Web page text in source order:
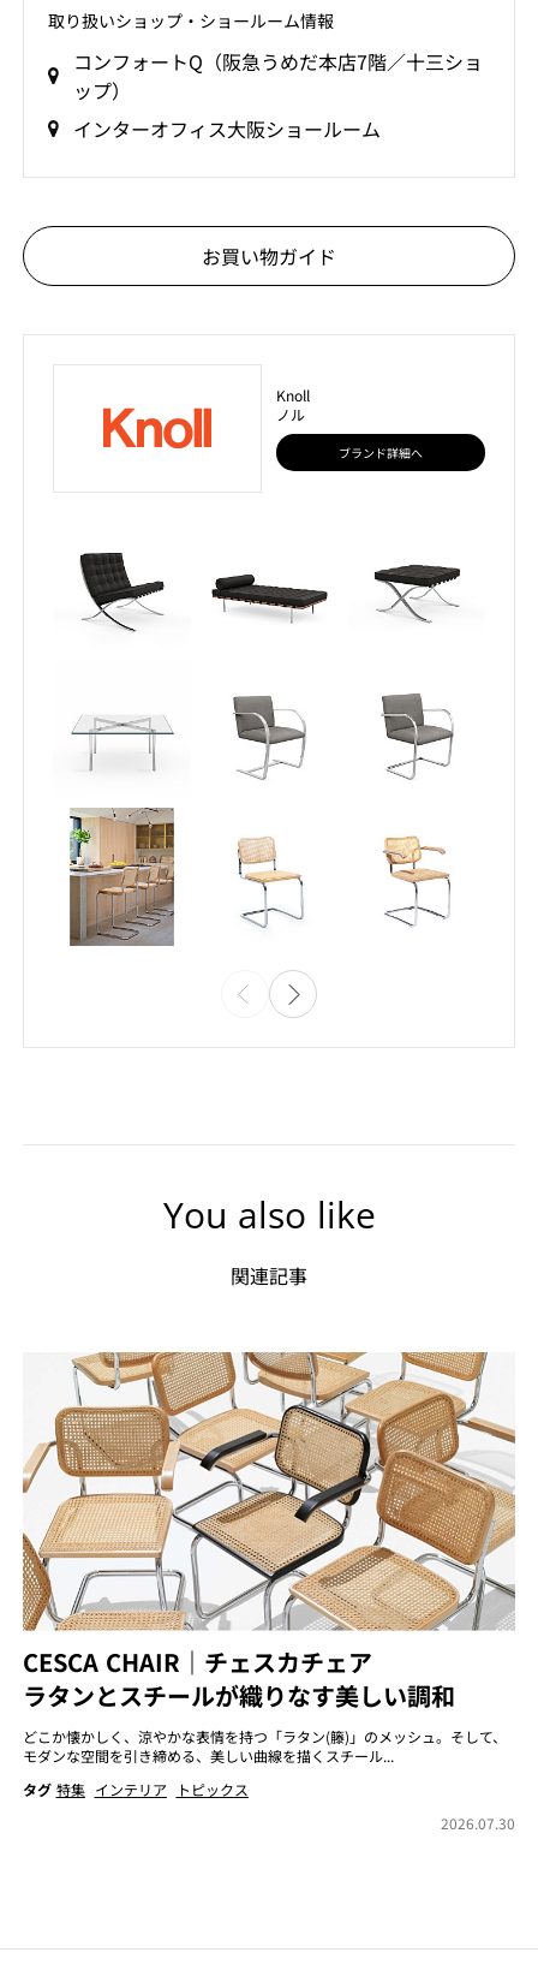
取り扱いショップ‧ショールーム情報
コンフォートQ（阪急うめだ本店7階／十三ショ
ップ）
インターオフィス大阪ショールーム
お買い物ガイド
Knoll
ノル
ブランド詳細へ
You also like
関連記事
CESCA CHAIR｜チェスカチェア
ラタンとスチールが織りなす美しい調和
どこか懐かしく、涼やかな表情を持つ「ラタン(籐)」のメッシュ。そして、
モダンな空間を引き締める、美しい曲線を描くスチール...
タグ 特集 インテリア
トピックス
2026.07.30